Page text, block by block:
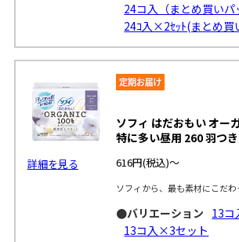
24コ入（まとめ買いパ
24ｺ入×2ｾｯﾄ(まとめ買
詳細を見る
ソフィ はだおもい オー
特に多い昼用 260 羽つき
616円(税込)～
ソフィから、最も素材にこだわ
●バリエーション 13コ
13コ入×3セット